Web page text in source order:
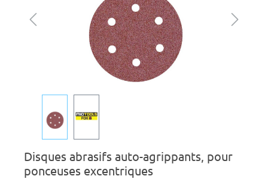
Disques abrasifs auto-agrippants, pour
ponceuses excentriques